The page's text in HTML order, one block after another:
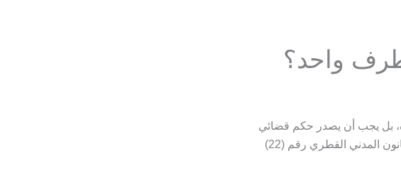
واحد؟
بل يجب أن يصدر حكم قضائي
بذلك بناءً على طلب الطرف المتضرر، كما تنص المادة 183 من القانون المدني القطري رقم (22)